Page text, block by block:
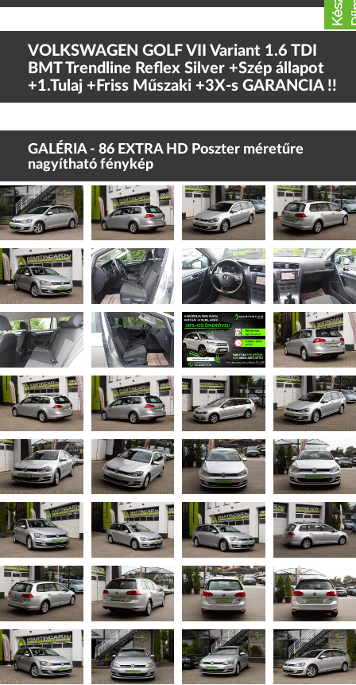
VOLKSWAGEN GOLF VII Variant 1.6 TDI
BMT Trendline Reflex Silver +Szép állapot
+1.Tulaj +Friss Műszaki +3X-s GARANCIA !!
GALÉRIA - 86 EXTRA HD Poszter méretűre
nagyítható fénykép